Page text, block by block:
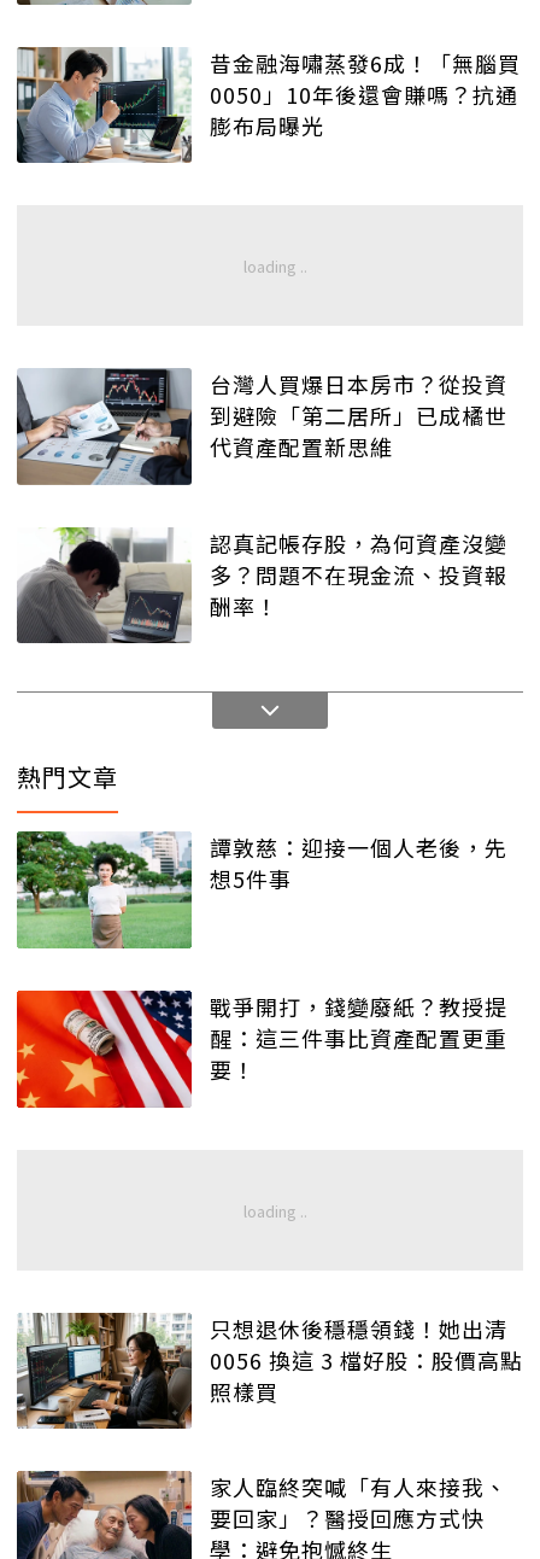
昔金融海嘯蒸發6成！「無腦買
0050」10年後還會賺嗎？抗通
膨布局曝光
台灣人買爆日本房市？從投資
到避險「第二居所」已成橘世
代資產配置新思維
認真記帳存股，為何資產沒變
多？問題不在現金流、投資報
酬率！
熱門文章
譚敦慈：迎接一個人老後，先
想5件事
戰爭開打，錢變廢紙？教授提
醒：這三件事比資產配置更重
要！
只想退休後穩穩領錢！她出清
0056 換這 3 檔好股：股價高點
照樣買
家人臨終突喊「有人來接我、
要回家」？醫授回應方式快
學：避免抱憾終生